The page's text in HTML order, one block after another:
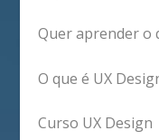
Quer aprender o
O que é UX
Curso UX Design